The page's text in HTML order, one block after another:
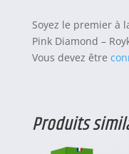
Soyez le premier à
Pink Diamond –
Vous devez être
Produits